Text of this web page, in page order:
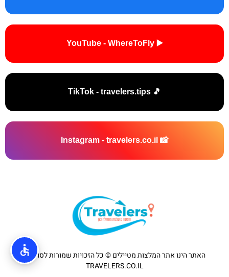
▶️ YouTube - WhereToFly
🎵 TikTok - travelers.tips
📸 Instagram - travelers.co.il
האתר הינו אתר המלצות מטיילים © כל הזכויות שמורות לסוכנות
TRAVELERS.CO.IL